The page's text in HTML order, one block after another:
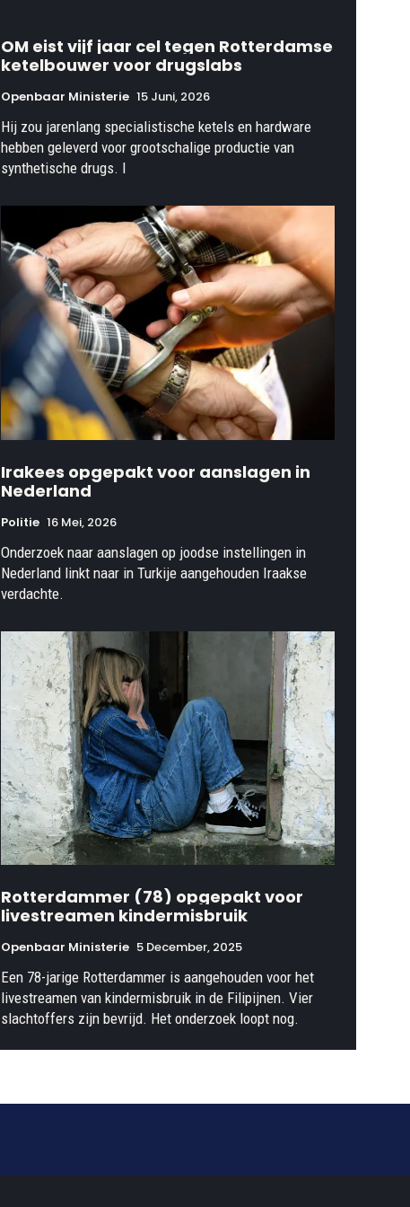
OM eist vijf jaar cel tegen Rotterdamse
ketelbouwer voor drugslabs
Openbaar Ministerie 15 Juni, 2026
Hij zou jarenlang specialistische ketels en hardware
hebben geleverd voor grootschalige productie van
synthetische drugs. I
Irakees opgepakt voor aanslagen in
Nederland
Politie 16 Mei, 2026
Onderzoek naar aanslagen op joodse instellingen in
Nederland linkt naar in Turkije aangehouden Iraakse
verdachte.
Rotterdammer (78) opgepakt voor
livestreamen kindermisbruik
Openbaar Ministerie 5 December, 2025
Een 78-jarige Rotterdammer is aangehouden voor het
livestreamen van kindermisbruik in de Filipijnen. Vier
slachtoffers zijn bevrijd. Het onderzoek loopt nog.